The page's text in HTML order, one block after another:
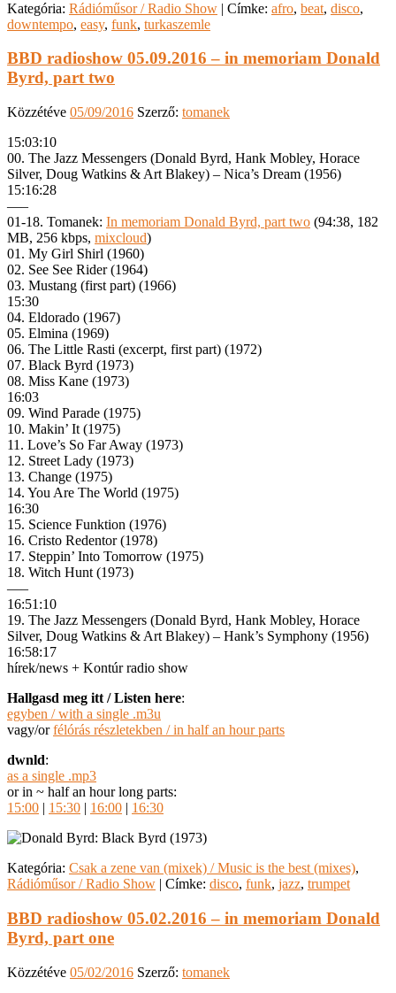
Kategória: Rádióműsor / Radio Show | Címke: afro, beat, disco,
downtempo, easy, funk, turkaszemle
BBD radioshow 05.09.2016 – in memoriam Donald
Byrd, part two
Közzétéve 05/09/2016 Szerző: tomanek
15:03:10
00. The Jazz Messengers (Donald Byrd, Hank Mobley, Horace
Silver, Doug Watkins & Art Blakey) – Nica’s Dream (1956)
15:16:28
—–
01-18. Tomanek: In memoriam Donald Byrd, part two (94:38, 182
MB, 256 kbps, mixcloud)
01. My Girl Shirl (1960)
02. See See Rider (1964)
03. Mustang (first part) (1966)
15:30
04. Eldorado (1967)
05. Elmina (1969)
06. The Little Rasti (excerpt, first part) (1972)
07. Black Byrd (1973)
08. Miss Kane (1973)
16:03
09. Wind Parade (1975)
10. Makin’ It (1975)
11. Love’s So Far Away (1973)
12. Street Lady (1973)
13. Change (1975)
14. You Are The World (1975)
16:30
15. Science Funktion (1976)
16. Cristo Redentor (1978)
17. Steppin’ Into Tomorrow (1975)
18. Witch Hunt (1973)
—–
16:51:10
19. The Jazz Messengers (Donald Byrd, Hank Mobley, Horace
Silver, Doug Watkins & Art Blakey) – Hank’s Symphony (1956)
16:58:17
hírek/news + Kontúr radio show
Hallgasd meg itt / Listen here:
egyben / with a single .m3u
vagy/orfélórás részletekben / in half an hour parts
dwnld:
as a single .mp3
or in ~ half an hour long parts:
15:00 | 15:30 | 16:00 | 16:30
Kategória: Csak a zene van (mixek) / Music is the best (mixes),
Rádióműsor / Radio Show | Címke: disco, funk, jazz, trumpet
BBD radioshow 05.02.2016 – in memoriam Donald
Byrd, part one
Közzétéve 05/02/2016 Szerző: tomanek